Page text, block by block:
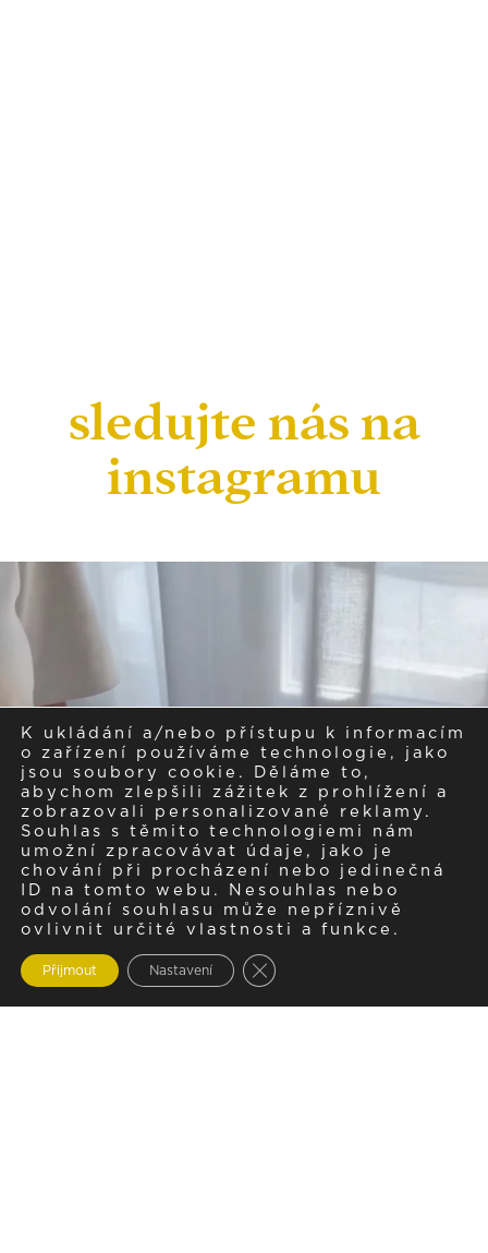
sledujte nás na
instagramu
K ukládání a/nebo přístupu k informacím
o zařízení používáme technologie, jako
jsou soubory cookie. Děláme to,
abychom zlepšili zážitek z prohlížení a
zobrazovali personalizované reklamy.
Souhlas s těmito technologiemi nám
umožní zpracovávat údaje, jako je
chování při procházení nebo jedinečná
ID na tomto webu. Nesouhlas nebo
odvolání souhlasu může nepříznivě
ovlivnit určité vlastnosti a funkce.
Přijmout Nastavení Zavřít cookie lištu GDPR